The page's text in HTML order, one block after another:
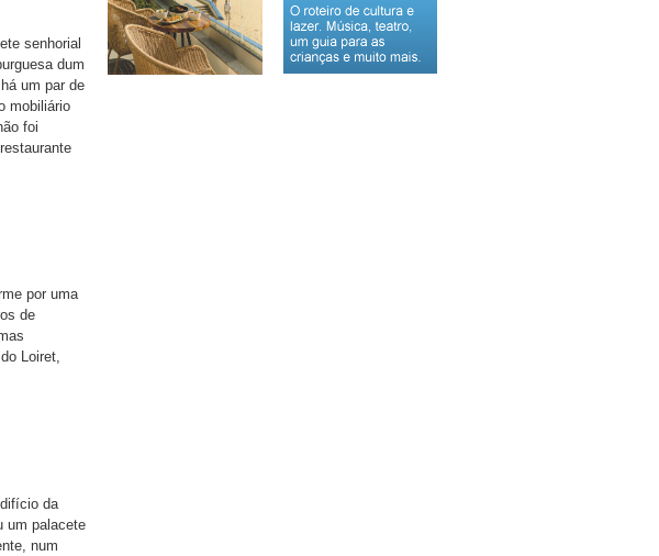
senhorial
dum
um par de
mobiliário
foi
por uma
de
Loiret,
da
um palacete
num